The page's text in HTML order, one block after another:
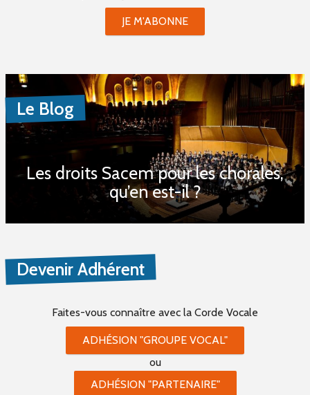
JE M'ABONNE
Le Blog
Les droits Sacem pour les chorales,
qu’en est-il ?
Devenir Adhérent
Faites-vous connaître avec la Corde Vocale
ADHÉSION "GROUPE VOCAL"
ou
ADHÉSION "PARTENAIRE"